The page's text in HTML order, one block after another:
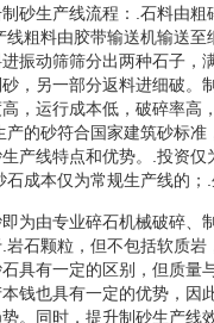
砂生产线流程：.石料由粗
线粗料由胶带输送机输送至
振动筛筛分出两种石子，
，另一部分返料进细破。
，运行成本低，破碎率高
产的砂符合国家建筑砂标准
产线特点和优势。.投资仅
成本仅为常规生产线的；.
为由专业碎石机械破碎、
岩石颗粒，但不包括软质岩
具有一定的区别，但质量
钱也具有一定的优势，因
。同时，提升制砂生产线